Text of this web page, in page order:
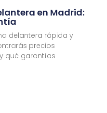
en Madrid:
delantera rápida y
precios
qué garantías